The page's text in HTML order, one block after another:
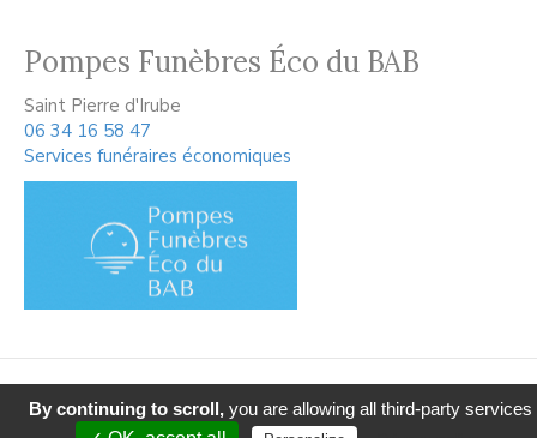
Pompes Funèbres Éco du BAB
Saint Pierre d'Irube
06 34 16 58 47
Services funéraires économiques
By continuing to scroll, you are allowing all third-party services